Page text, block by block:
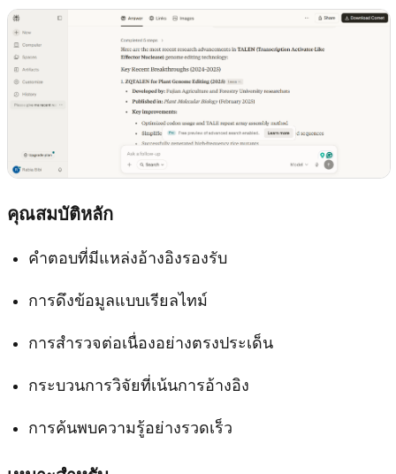
คุณสมบัติหลัก
คำตอบที่มีแหล่งอ้างอิงรองรับ
การดึงข้อมูลแบบเรียลไทม์
การสำรวจต่อเนื่องอย่างตรงประเด็น
กระบวนการวิจัยที่เน้นการอ้างอิง
การค้นพบความรู้อย่างรวดเร็ว